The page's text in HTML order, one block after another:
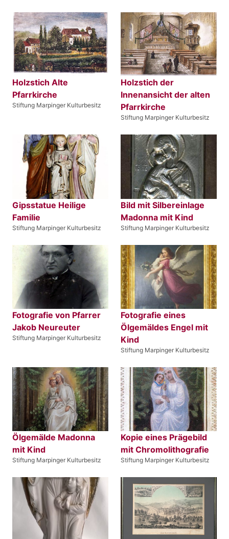
Holzstich Alte
Pfarrkirche
Stiftung Marpinger Kulturbesitz
Holzstich der
Innenansicht der alten
Pfarrkirche
Stiftung Marpinger Kulturbesitz
Gipsstatue Heilige
Familie
Stiftung Marpinger Kulturbesitz
Bild mit Silbereinlage
Madonna mit Kind
Stiftung Marpinger Kulturbesitz
Fotografie von Pfarrer
Jakob Neureuter
Stiftung Marpinger Kulturbesitz
Fotografie eines
Ölgemäldes Engel mit
Kind
Stiftung Marpinger Kulturbesitz
Ölgemälde Madonna
mit Kind
Stiftung Marpinger Kulturbesitz
Kopie eines Prägebild
mit Chromolithografie
Stiftung Marpinger Kulturbesitz